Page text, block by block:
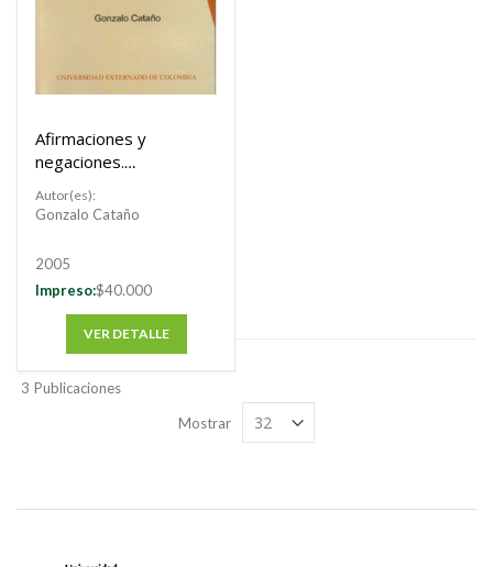
Afirmaciones y
negaciones.
XX
Autor(es):
Gonzalo Cataño
2005
Impreso:$40.000
VER DETALLE
3 Publicaciones
Mostrar